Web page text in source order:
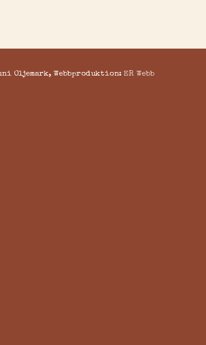
Oljemark, Webbproduktion: ER Webb